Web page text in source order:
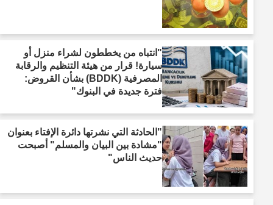
"انتباه من يخططون لشراء منزل أو
سيارة! قرار من هيئة التنظيم والرقابة
المصرفية (BDDK) بشأن القروض:
فترة جديدة في البنوك"
"الحادثة التي نشرتها دائرة الإفتاء بعنوان
"مشادة بين البيان والمسلم" أصبحت
حديث الناس"